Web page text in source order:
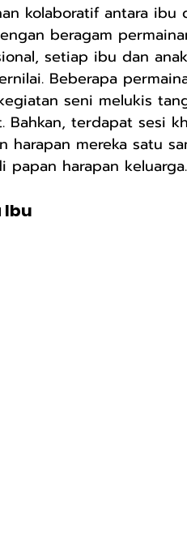
kolaboratif antara ibu
beragam
setiap ibu dan
Beberapa
seni melukis
Bahkan, terdapat sesi
harapan mereka satu
harapan keluarga.
Ibu